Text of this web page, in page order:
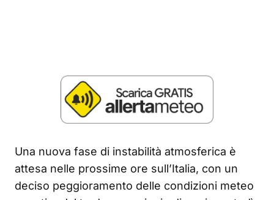
Una nuova fase di instabilità atmosferica è
attesa nelle prossime ore sull’Italia, con un
deciso peggioramento delle condizioni meteo